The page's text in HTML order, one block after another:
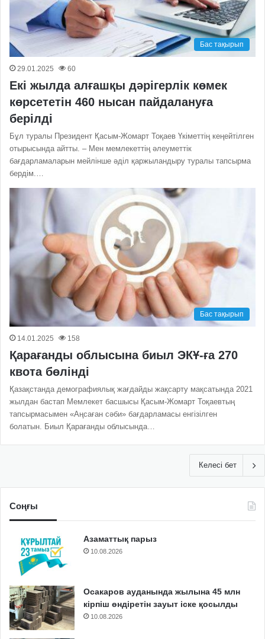
Бас тақырып
29.01.2025 60
Екі жылда алғашқы дәрігерлік көмек
көрсететін 460 нысан пайдалануға
берілді
Бұл туралы Президент Қасым-Жомарт Тоқаев Үкіметтің кеңейтілген
отырысында айтты. – Мен мемлекеттің әлеуметтік
бағдарламаларын мейлінше әділ қаржыландыру туралы тапсырма
бердім.…
Бас тақырып
14.01.2025 158
Қарағанды облысына биыл ЭКҰ-ға 270
квота бөлінді
Қазақстанда демографиялық жағдайды жақсарту мақсатында 2021
жылдан бастап Мемлекет басшысы Қасым-Жомарт Тоқаевтың
тапсырмасымен «Аңсаған сәби» бағдарламасы енгізілген
болатын. Биыл Қарағанды облысында…
Келесі бет
Соңғы
Азаматтық парыз
10.08.2026
Осакаров ауданында жылына 45 млн
кірпіш өндіретін зауыт іске қосылды
10.08.2026